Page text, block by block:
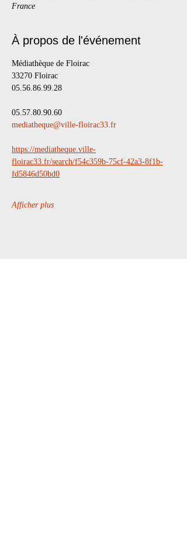
France
À propos de l'événement
Médiathèque de Floirac
33270 Floirac
05.56.86.99.28
05.57.80.90.60
mediatheque@ville-floirac33.fr
https://mediatheque.ville-
floirac33.fr/search/f54c359b-75cf-42a3-8f1b-
fd5846d50bd0
Afficher plus